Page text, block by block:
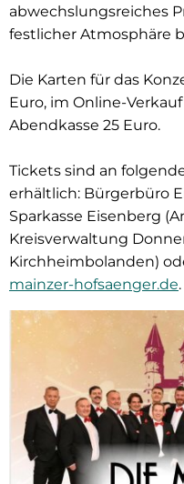
abwechslungsreiches
festlicher Atmosphäre
Die Karten für das
Euro, im Online-
Abendkasse 25 Euro.
Tickets sind an
erhältlich: Bürgerbüro
Sparkasse Eisenberg
Kreisverwaltung
Kirchheimbolanden)
mainzer-hofsaenger.de.